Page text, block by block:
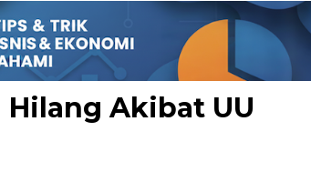
Akibat UU